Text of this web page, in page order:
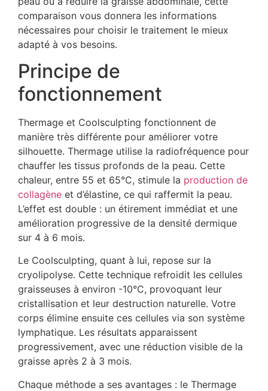
comparaison vous donnera les informations
nécessaires pour choisir le traitement le mieux
adapté à vos besoins.
Principe de
fonctionnement
Thermage et Coolsculpting fonctionnent de
manière très différente pour améliorer votre
silhouette. Thermage utilise la radiofréquence pour
chauffer les tissus profonds de la peau. Cette
chaleur, entre 55 et 65°C, stimule la production de
collagène et d’élastine, ce qui raffermit la peau.
L’effet est double : un étirement immédiat et une
amélioration progressive de la densité dermique
sur 4 à 6 mois.
Le Coolsculpting, quant à lui, repose sur la
cryolipolyse. Cette technique refroidit les cellules
graisseuses à environ -10°C, provoquant leur
cristallisation et leur destruction naturelle. Votre
corps élimine ensuite ces cellules via son système
lymphatique. Les résultats apparaissent
progressivement, avec une réduction visible de la
graisse après 2 à 3 mois.
Chaque méthode a ses avantages : le Thermage